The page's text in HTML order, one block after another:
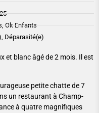
Ok Enfants
Déparasité(e)
et blanc âgé de 2 mois. Il est
petite chatte de 7
un restaurant à Champ-
à quatre magnifiques